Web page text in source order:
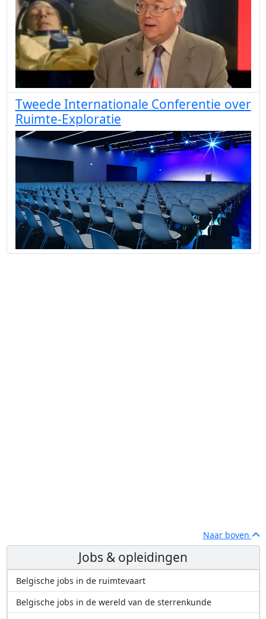
Tweede Internationale Conferentie over
Ruimte-Exploratie
Naar boven
Jobs & opleidingen
Belgische jobs in de ruimtevaart
Belgische jobs in de wereld van de sterrenkunde